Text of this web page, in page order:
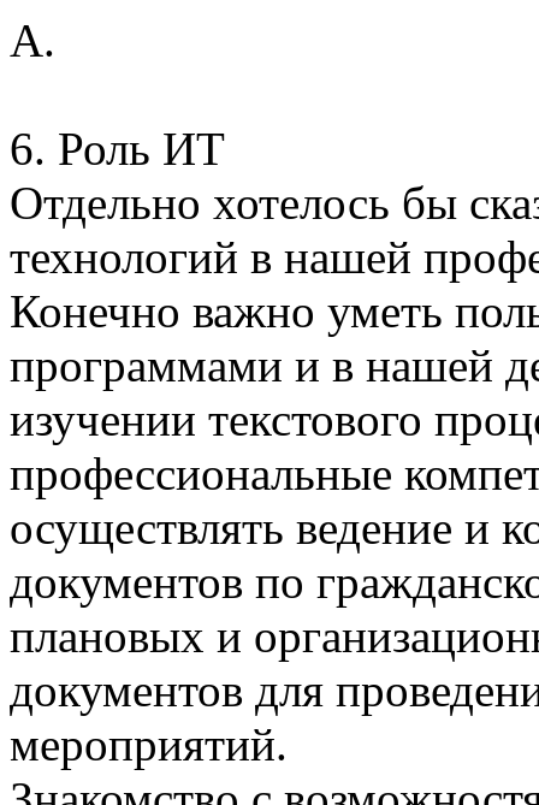
А.
6. Роль ИТ
Отдельно хотелось бы
технологий в нашей
Конечно важно уметь
программами и в нашей
изучении текстового
профессиональные
осуществлять ведение и
документов по
плановых и
документов для
мероприятий.